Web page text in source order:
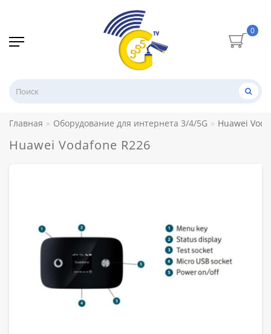
0
Главная Оборудование для интернета 3/4/5G Huawei
Huawei Vodafone R226